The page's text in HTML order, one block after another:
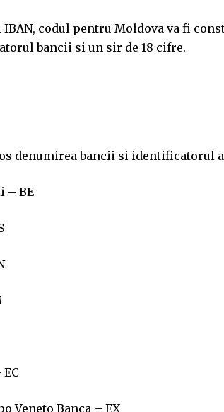
codul pentru Moldova va fi
bancii si un sir de 18 cifre.
denumirea bancii si identificatorul
– BE
Veneto Banca – EX